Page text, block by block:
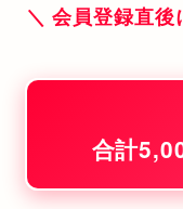
＼ 会員登録直
合計